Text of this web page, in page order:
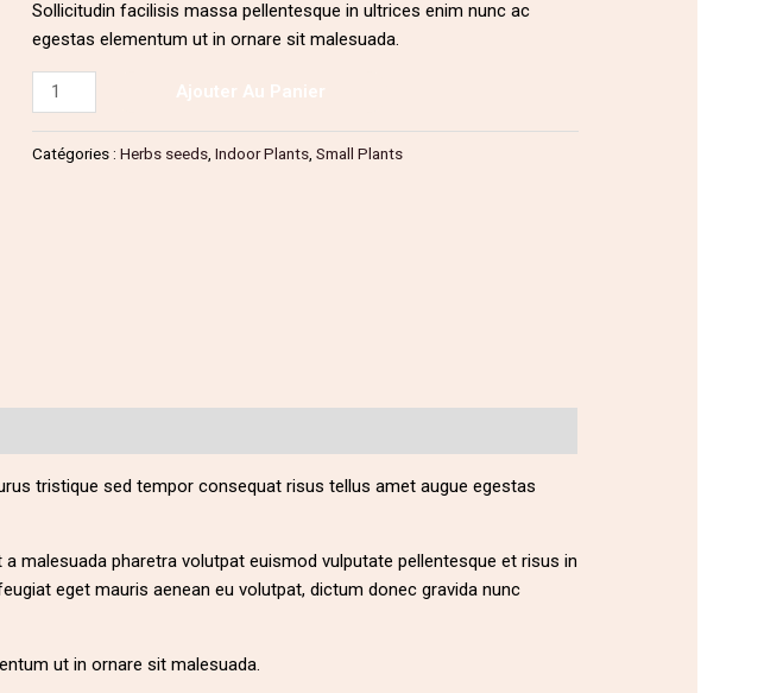
Sollicitudin facilisis massa pellentesque in ultrices enim nunc ac
egestas elementum ut in ornare sit malesuada.
Ajouter Au Panier
Catégories : Herbs seeds, Indoor Plants, Small Plants
tristique sed tempor consequat risus tellus amet augue egestas
malesuada pharetra volutpat euismod vulputate pellentesque et risus in
eget mauris aenean eu volutpat, dictum donec gravida nunc
ut in ornare sit malesuada.